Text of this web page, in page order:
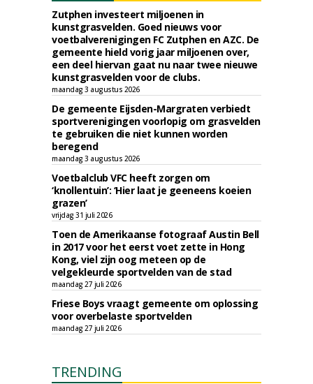
Zutphen investeert miljoenen in
kunstgrasvelden. Goed nieuws voor
voetbalverenigingen FC Zutphen en AZC. De
gemeente hield vorig jaar miljoenen over,
een deel hiervan gaat nu naar twee nieuwe
kunstgrasvelden voor de clubs.
maandag 3 augustus 2026
De gemeente Eijsden-Margraten verbiedt
sportverenigingen voorlopig om grasvelden
te gebruiken die niet kunnen worden
beregend
maandag 3 augustus 2026
Voetbalclub VFC heeft zorgen om
‘knollentuin’: ‘Hier laat je geeneens koeien
grazen’
vrijdag 31 juli 2026
Toen de Amerikaanse fotograaf Austin Bell
in 2017 voor het eerst voet zette in Hong
Kong, viel zijn oog meteen op de
velgekleurde sportvelden van de stad
maandag 27 juli 2026
Friese Boys vraagt gemeente om oplossing
voor overbelaste sportvelden
maandag 27 juli 2026
TRENDING